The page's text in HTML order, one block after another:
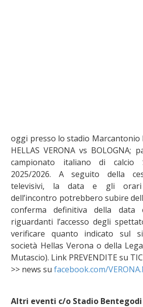
oggi presso lo stadio Marcantonio
HELLAS VERONA vs BOLOGNA;
campionato italiano di calcio
2025/2026. A seguito della
televisivi, la data e gli orari
dell’incontro potrebbero subire
conferma definitiva della data
riguardanti l’accesso degli
verificare quanto indicato sul
società Hellas Verona o della
Mutascio). Link PREVENDITE su
>> news sufacebook.com/
Altri eventi c/o Stadio Bentegodi